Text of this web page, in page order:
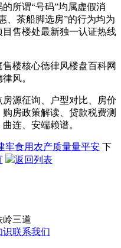
所谓“号码”均属虚假消
、茶船脚选房”的行为均为
售楼处最新独一认证热线
楼核心德律风楼盘百科网
风。
源征询、户型对比、房价
房政策解读、贷款税费测
连、安端赖谱。
牢食用农产质量量平安 下
返回列表
岭三道
识联系我们